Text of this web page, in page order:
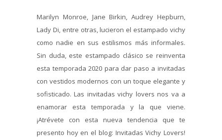
Marilyn Monroe, Jane Birkin, Audrey Hepburn,
Lady Di, entre otras, lucieron el estampado vichy
como nadie en sus estilismos más informales.
Sin duda, este estampado clásico se reinventa
esta temporada 2020 para dar paso a invitadas
con vestidos modernos con un toque elegante y
sofisticado. Las invitadas vichy lovers nos va a
enamorar esta temporada y la que viene.
¡Atrévete con esta nueva tendencia que te
presento hoy en el blog: Invitadas Vichy Lovers!